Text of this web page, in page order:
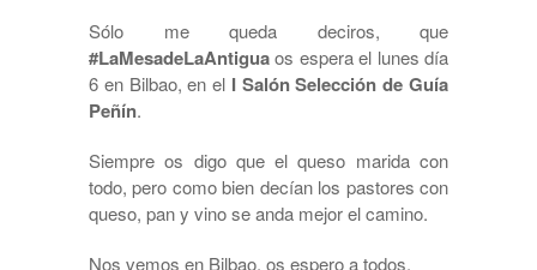
Sólo me queda deciros, que
#LaMesadeLaAntiguaos espera el lunes día
6 en Bilbao, en el I Salón Selección de Guía
Peñín.
Siempre os digo que el queso marida con
todo, pero como bien decían los pastores con
queso, pan y vino se anda mejor el camino.
Nos vemos en Bilbao, os espero a todos.